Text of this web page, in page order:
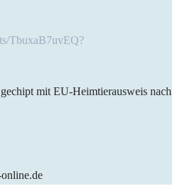
TbuxaB7uvEQ?
mit EU-Heimtierausweis nach